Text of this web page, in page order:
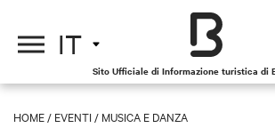
IT
Sito Ufficiale di Informazione turistica di
HOME / EVENTI / MUSICA E DANZA